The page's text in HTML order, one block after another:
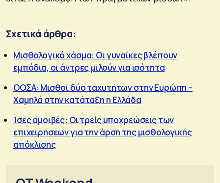
Σχετικά άρθρα:
Μισθολογικό χάσμα: Οι γυναίκες βλέπουν
εμπόδια, οι άντρες μιλούν για ισότητα
ΟΟΣΑ: Μισθοί δύο ταχυτήτων στην Ευρώπη –
Χαμηλά στην κατάταξη η Ελλάδα
Ίσες αμοιβές: Οι τρείς υποχρεώσεις των
επιχειρήσεων για την άρση της μισθολογικής
απόκλισης